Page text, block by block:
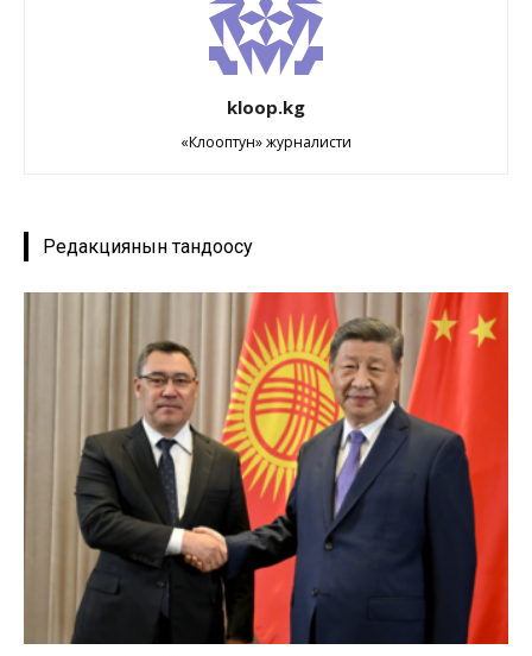
kloop.kg
«Клооптун» журналисти
Редакциянын тандоосу